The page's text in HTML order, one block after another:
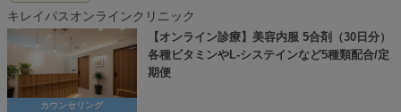
キレイパスオンラインクリニック
カウンセリング
【オンライン診療】美容内服 5合剤（30日分）
各種ビタミンやL-システインなど5種類配合/定
期便